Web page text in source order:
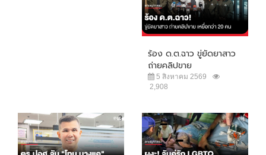
ร้อง ด.ต.ฉาว ขู่ยัดยาสาว
ถ่ายคลิปขาย
5 สิงหาคม 2569
2,908